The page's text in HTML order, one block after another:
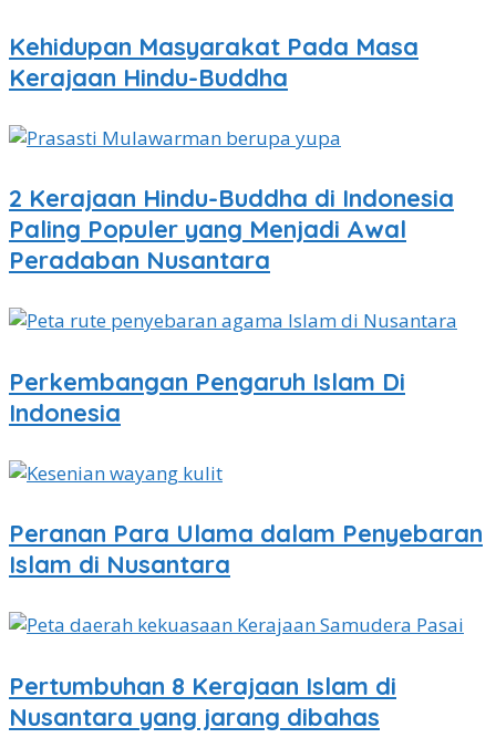
Kehidupan Masyarakat Pada Masa
Kerajaan Hindu-Buddha
2 Kerajaan Hindu-Buddha di Indonesia
Paling Populer yang Menjadi Awal
Peradaban Nusantara
Perkembangan Pengaruh Islam Di
Indonesia
Peranan Para Ulama dalam Penyebaran
Islam di Nusantara
Pertumbuhan 8 Kerajaan Islam di
Nusantara yang jarang dibahas